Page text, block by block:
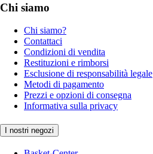
Chi siamo
Chi siamo?
Contattaci
Condizioni di vendita
Restituzioni e rimborsi
Esclusione di responsabilità legale
Metodi di pagamento
Prezzi e opzioni di consegna
Informativa sulla privacy
I nostri negozi